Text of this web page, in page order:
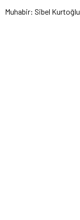
Muhabir: Sibel Kurtoğlu